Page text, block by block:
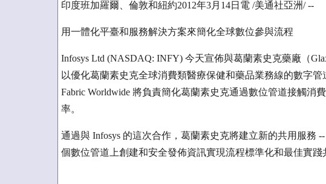
印度班加羅爾、倫敦和紐約2012年3月14日電 /美通社亞洲/ --
用一體化平臺和服務解決方案來簡化全球數位參與流程
Infosys Ltd (NASDAQ: INFY) 今天宣佈與葛蘭素史克藥廠（
以優化葛蘭素史克全球消費類醫療保健和藥品業務線的數字管
Fabric Worldwide 將負責簡化葛蘭素史克通過數位管道接觸消
率。
通過與 Infosys 的這次合作，葛蘭素史克將建立新的共用服務
個數位管道上創建和安全發佈資訊實現流程標準化和最佳實踐